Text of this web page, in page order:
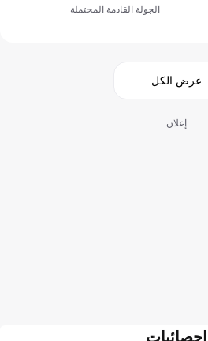
الجولة القادمة المحتملة
عرض الكل
إعلان
احصائيات